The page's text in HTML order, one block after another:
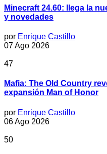
Minecraft 24.60: llega la
y novedades
por Enrique Castillo
07 Ago 2026
47
Mafia: The Old Country
expansión Man of Honor
por Enrique Castillo
06 Ago 2026
50